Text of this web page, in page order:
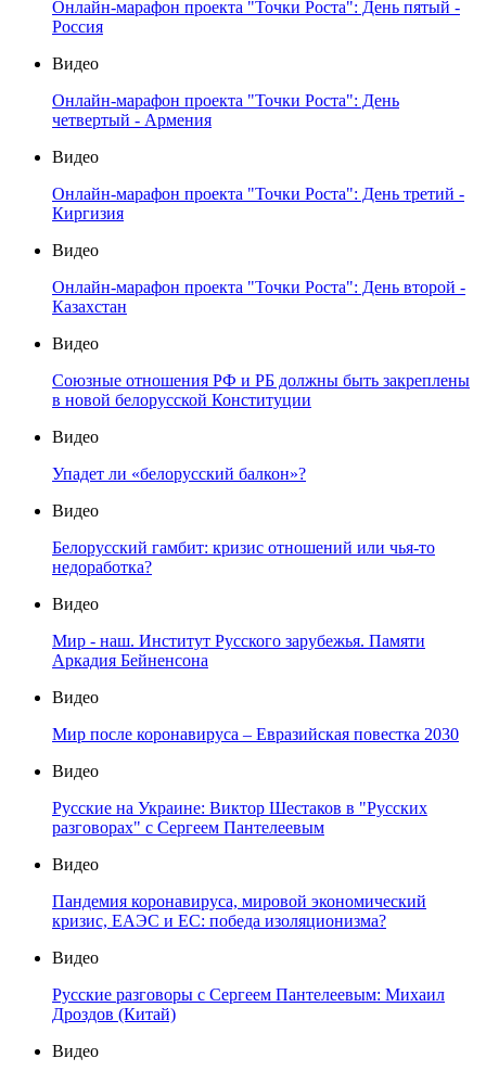
Онлайн-марафон проекта "Точки Роста": День пятый -
Россия
Видео
Онлайн-марафон проекта "Точки Роста": День
четвертый - Армения
Видео
Онлайн-марафон проекта "Точки Роста": День третий -
Киргизия
Видео
Онлайн-марафон проекта "Точки Роста": День второй -
Казахстан
Видео
Союзные отношения РФ и РБ должны быть закреплены
в новой белорусской Конституции
Видео
Упадет ли «белорусский балкон»?
Видео
Белорусский гамбит: кризис отношений или чья-то
недоработка?
Видео
Мир - наш. Институт Русского зарубежья. Памяти
Аркадия Бейненсона
Видео
Мир после коронавируса – Евразийская повестка 2030
Видео
Русские на Украине: Виктор Шестаков в "Русских
разговорах" с Сергеем Пантелеевым
Видео
Пандемия коронавируса, мировой экономический
кризис, ЕАЭС и ЕС: победа изоляционизма?
Видео
Русские разговоры с Сергеем Пантелеевым: Михаил
Дроздов (Китай)
Видео